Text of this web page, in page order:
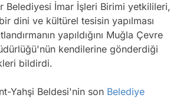
Belediyesi İmar İşleri Birimi yetkilileri,
dini ve kültürel tesisin yapılması
yapıldığını Muğla Çevre
kendilerine gönderdiği
bildirdi.
Yahşi Beldesi'nin son Belediye